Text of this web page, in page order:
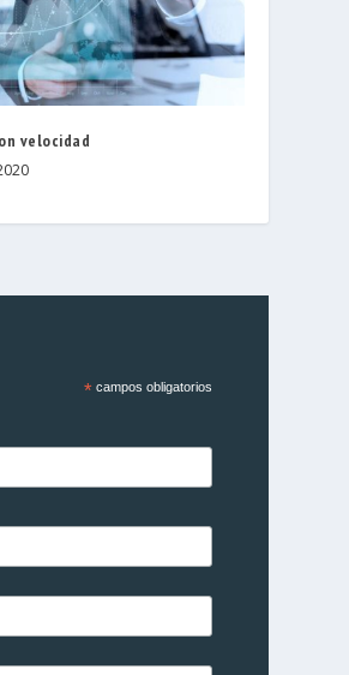
velocidad
*campos obligatorios